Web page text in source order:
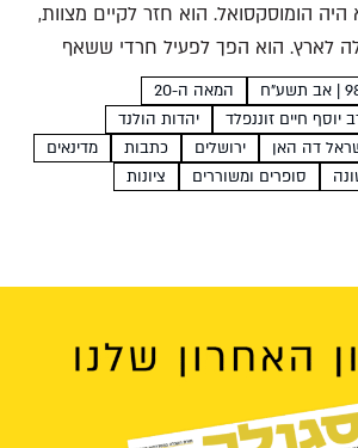
הומוסקסואל. הוא חזר לקיים מצוות,
לארץ. הוא הפך לפעיל חרדי ששאף
ערבי. הסתירות המרובות בחייו הפכו
לדמות...
המאה ה-20
יוסף חיים זוננפלד
יהדות הולנד
דה האן ירושלים כתבות
מדינאים
סופרים ומשוררים ציונות